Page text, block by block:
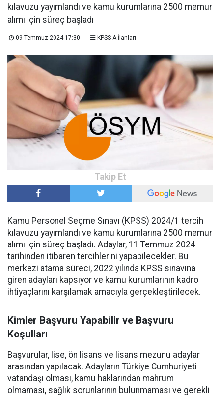
kılavuzu yayımlandı ve kamu kurumlarına 2500 memur
alımı için süreç başladı
09 Temmuz 2024 17:30 KPSS-A İlanları
Kamu Personel Seçme Sınavı (KPSS) 2024/1 tercih
kılavuzu yayımlandı ve kamu kurumlarına 2500 memur
alımı için süreç başladı. Adaylar, 11 Temmuz 2024
tarihinden itibaren tercihlerini yapabilecekler. Bu
merkezi atama süreci, 2022 yılında KPSS sınavına
giren adayları kapsıyor ve kamu kurumlarının kadro
ihtiyaçlarını karşılamak amacıyla gerçekleştirilecek.
Kimler Başvuru Yapabilir ve Başvuru
Koşulları
Başvurular, lise, ön lisans ve lisans mezunu adaylar
arasından yapılacak. Adayların Türkiye Cumhuriyeti
vatandaşı olması, kamu haklarından mahrum
olmaması, sağlık sorunlarının bulunmaması ve gerekli